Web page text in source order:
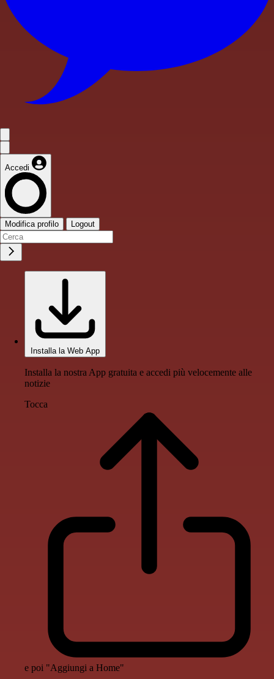
Accedi
Modifica profilo Logout
Installa la Web App
Installa la nostra App gratuita e accedi più velocemente alle
notizie
Tocca
e poi "Aggiungi a Home"